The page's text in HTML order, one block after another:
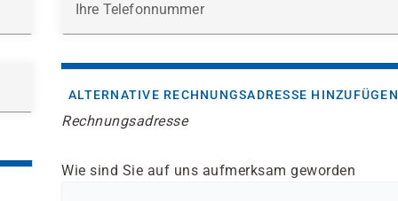
Ihre Telefonnummer
ALTERNATIVE RECHNUNGSADRESSE HINZUFÜGEN
Rechnungsadresse
Wie sind Sie auf uns aufmerksam geworden